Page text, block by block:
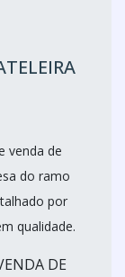
venda de
do ramo
por
qualidade.
DE